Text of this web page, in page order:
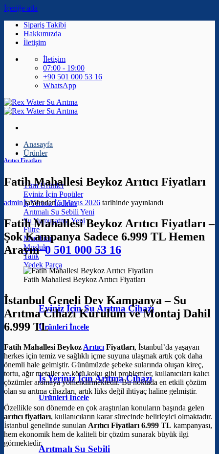
İçeriğe atla
Sipariş Takibi
Hakkımızda
İletişim
İletişim
07:00 - 19:00
+90 501 000 53 16
WhatsApp
Anasayfa
Ürünler
Tüm Ürünler
Eviniz İçin
İş Yeriniz
Arıtmalı Su Sebili
Su Yumuşatma
Filtre
Membran
Musluk
Tank
Yedek Parça
Eviniz İçin Su Arıtma Cihazı
Ürünleri İncele
İş Yeriniz İçin Arıtma Cihazı
Ürünleri İncele
Arıtmalı Su Sebili
Arıtıcı Fiyatları
Fatih Mahallesi Beykoz Arıtıcı Fiyatları
admintarafından 5 Mayıs 2026 tarihinde yayınlandı
Fatih Mahallesi Beykoz Arıtıcı Fiyatları –
Şok Kampanya Sadece 6.999 TL Hemen
Arayın0 501 000 53 16
Fatih Mahallesi Beykoz Arıtıcı Fiyatları
İstanbul Geneli Dev Kampanya – Su
Arıtma Cihazı Kurulum ve Montaj Dahil
6.999 TL
Fatih Mahallesi BeykozArıtıcıFiyatları, İstanbul’da yaşayan
herkes için temiz ve sağlıklı içme suyuna ulaşmak artık çok daha
önemli hale gelmiştir. Günümüzde şebeke sularında oluşan kireç,
tortu, ağır metaller ve kötü koku gibi problemler, kullanıcıları kalıcı
çözümler aramaya yönlendirmektedir. Bu noktada en etkili çözüm
olan su arıtma cihazları, artık lüks değil ihtiyaç haline gelmiştir.
Özellikle son dönemde en çok araştırılan konuların başında gelen
arıtıcı fiyatları, kullanıcıların karar sürecinde belirleyici olmaktadır.
İstanbul genelinde sunulan Arıtıcı Fiyatları 6.999 TL kampanyası,
hem ekonomik hem de kaliteli bir çözüm sunarak büyük ilgi
görmektedir.